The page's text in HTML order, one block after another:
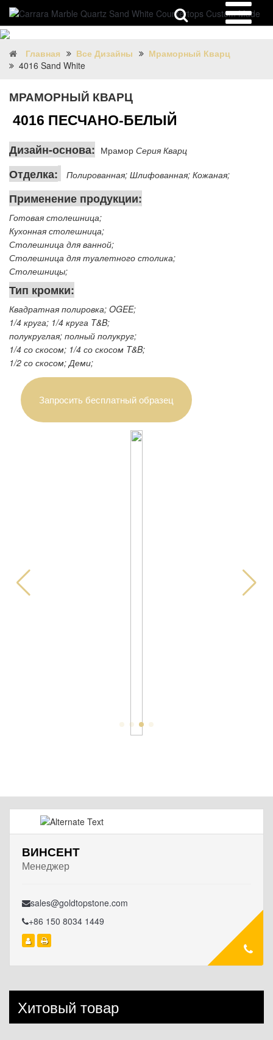
Главная Все Дизайны
Мраморный Кварц
4016 Sand White
МРАМОРНЫЙ КВАРЦ
4016 ПЕСЧАНО-БЕЛЫЙ
Дизайн-основа: Мрамор Серия Кварц
Отделка: Полированная; Шлифованная; Кожаная;
Применение продукции:
Готовая столешница;
Кухонная столешница;
Столешница для ванной;
Столешница для туалетного столика;
Столешницы;
Тип кромки:
Квадратная полировка; OGEE;
1/4 круга; 1/4 круга T&B;
полукруглая; полный полукруг;
1/4 со скосом; 1/4 со скосом T&B;
1/2 со скосом; Деми;
Запросить бесплатный образец
ВИНСЕНТ
Менеджер
sales@goldtopstone.com
+86 150 8034 1449
Хитовый товар